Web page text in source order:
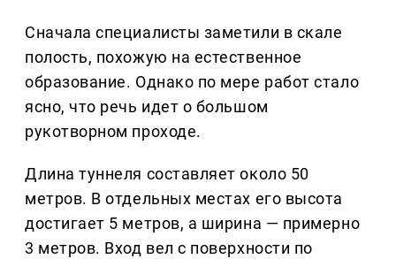
Сначала специалисты заметили в скале
полость, похожую на естественное
образование. Однако по мере работ стало
ясно, что речь идет о большом
рукотворном проходе.
Длина туннеля составляет около 50
метров. В отдельных местах его высота
достигает 5 метров, а ширина — примерно
3 метров. Вход вел с поверхности по